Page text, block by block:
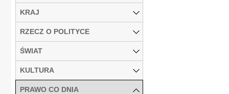
KRAJ
RZECZ O POLITYCE
ŚWIAT
KULTURA
PRAWO CO DNIA